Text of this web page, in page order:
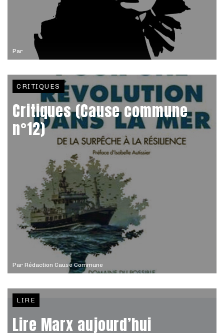
Par
Par Rédaction Cause Commune
CRITIQUES
Critiques (Cause commune
n°12)
LIRE
Lire Marx aujourd’hui